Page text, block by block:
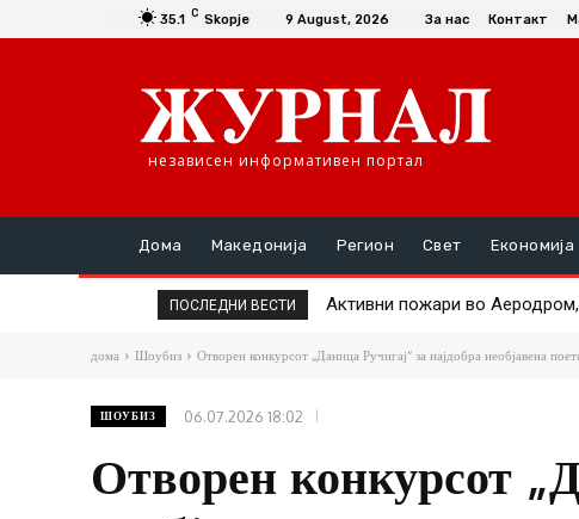
35.1 C Skopje 9 August, 2026 За нас Контакт
независен информативен портал
Дома Македонија Регион Свет Економија
ПОСЛЕДНИ ВЕСТИ Активни пожари во Аеродром,
Подобрена е состојбата на
дома Шоубиз Отворен конкурсот „Даница Ручигај“ за најдобра необјавена
ШОУБИЗ 06.07.2026 18:02
Отворен конкурсот